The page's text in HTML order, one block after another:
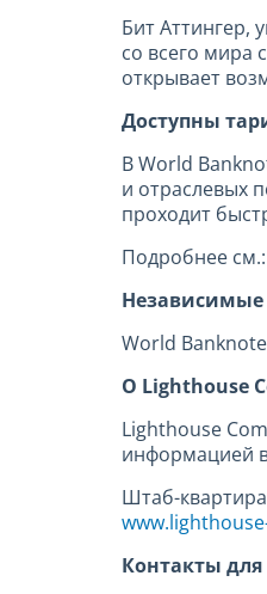
Бит Аттингер,
со всего мира
открывает
Доступны
В World
и отраслевых
проходит
Подробнее см.:
Независимые
World
О Lighthouse
Lighthouse
информацией
Штаб-
Контакты для